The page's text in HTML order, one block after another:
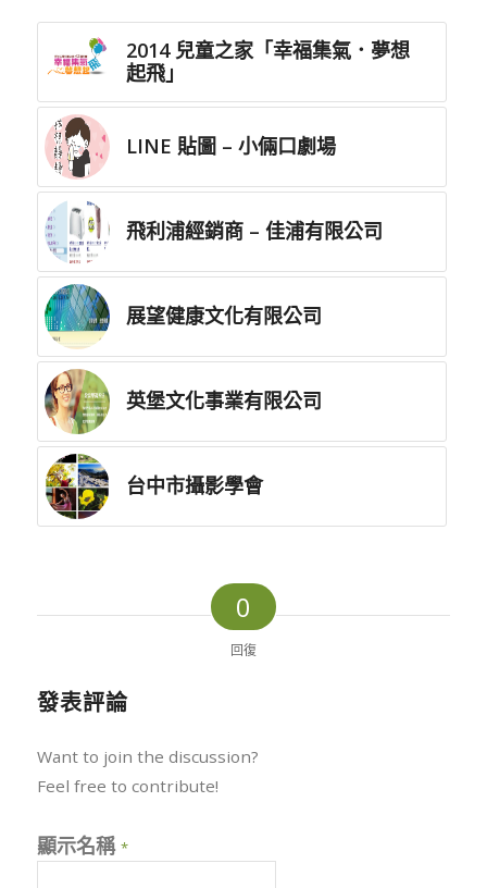
2014 兒童之家「幸福集氣．夢想
起飛」
LINE 貼圖 – 小倆口劇場
飛利浦經銷商 – 佳浦有限公司
展望健康文化有限公司
英堡文化事業有限公司
台中市攝影學會
0
回復
發表評論
Want to join the discussion?
Feel free to contribute!
顯示名稱 *